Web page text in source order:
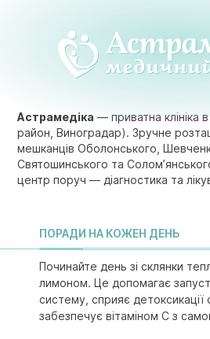
Астрамедіка — приватна клініка
район, Виноградар). Зручне
мешканців Оболонського,
Святошинського та
центр поруч — діагностика та
ПОРАДИ НА КОЖЕН ДЕНЬ
Починайте день зі склянки
лимоном. Це допомагає
систему, сприяє детоксикації
забезпечує вітаміном C з